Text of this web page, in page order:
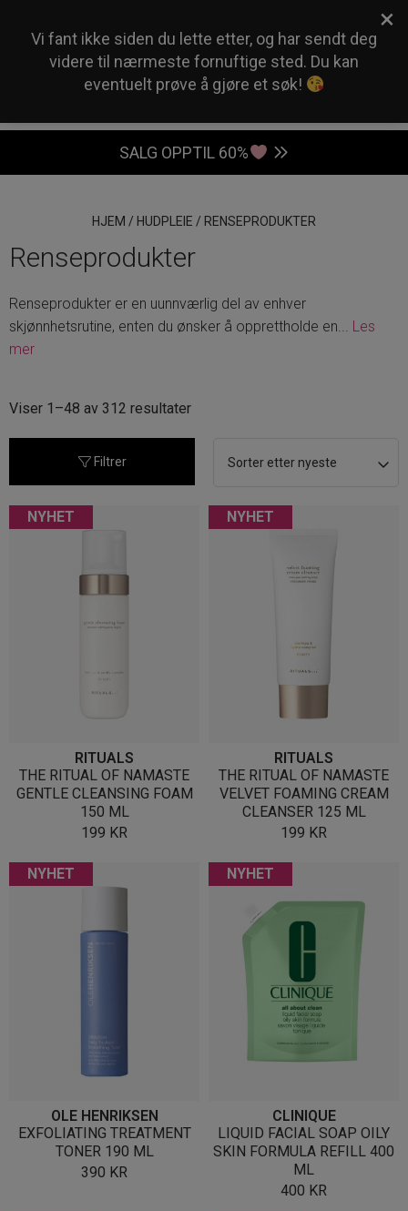
0
SALG OPPTIL 60%
HJEM / HUDPLEIE / RENSEPRODUKTER
Renseprodukter
Renseprodukter er en uunnværlig del av enhver
skjønnhetsrutine, enten du ønsker å opprettholde en... Les
mer
Viser 1–48 av 312 resultaterSortert
nyeste
Filtrer
NYHET
RITUALS
THE RITUAL OF NAMASTE
GENTLE CLEANSING FOAM
150 ML
199 KR
NYHET
RITUALS
THE RITUAL OF NAMASTE
VELVET FOAMING CREAM
CLEANSER 125 ML
199 KR
NYHET
OLE HENRIKSEN
EXFOLIATING TREATMENT
TONER 190 ML
390 KR
NYHET
CLINIQUE
LIQUID FACIAL SOAP OILY
SKIN FORMULA REFILL 400
ML
400 KR
×
Vi fant ikke siden du lette etter, og har sendt deg
videre til nærmeste fornuftige sted. Du kan
eventuelt prøve å gjøre et søk!